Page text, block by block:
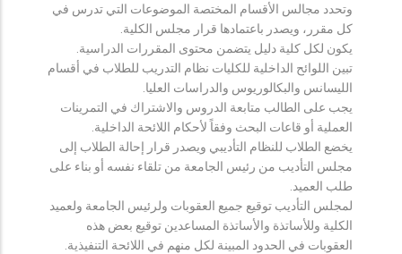
وتحدد مجالس الأقسام المختصة الموضوعات التي تدرس في
كل مقرر، ويصدر باعتمادها قرار مجلس الكلية.
يكون لكل كلية دليل يتضمن محتوى المقررات الدراسية.
تبين اللوائح الداخلية للكليات نظام التدريب للطلاب في أقسام
الليسانس والبكالوريوس والدراسات العليا.
يجب على الطالب متابعة الدروس والاشتراك في التمرينات
العملية أو قاعات البحث وفقاً لأحكام اللائحة الداخلية.
يخضع الطلاب للنظام التأديبي ويصدر قرار إحالة الطلاب إلى
مجلس التأديب من رئيس الجامعة من تلقاء نفسه أو بناء على
طلب العميد.
لمجلس التأديب توقيع جميع العقوبات ولرئيس الجامعة ولعميد
الكلية وللأساتذة والأساتذة المساعدين توقيع بعض هذه
العقوبات في الحدود المبينة لكل منهم في اللائحة التنفيذية.